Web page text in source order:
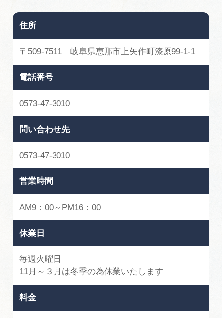
住所
〒509-7511 岐阜県恵那市上矢作町漆原99-1-1
電話番号
0573-47-3010
問い合わせ先
0573-47-3010
営業時間
AM9：00～PM16：00
休業日
毎週火曜日
11月～３月は冬季の為休業いたします
料金